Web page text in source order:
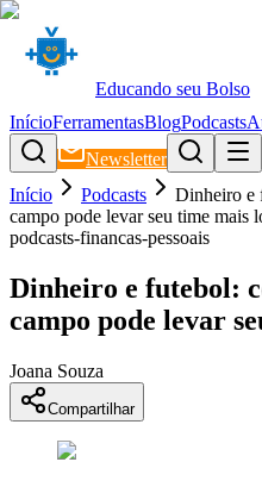
Educando seu Bolso
InícioFerramentasBlogPodcasts
Newsletter
Início
Podcasts
Dinheiro e
campo pode levar seu time mais
podcasts-financas-pessoais
Dinheiro e futebol:
campo pode levar
Joana Souza
Compartilhar